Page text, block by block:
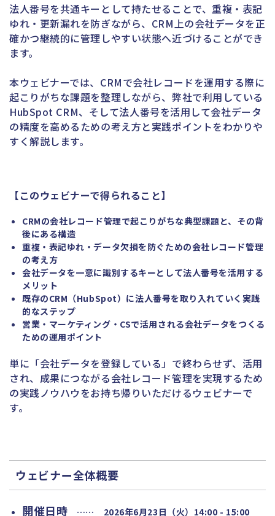
法人番号を共通キーとして持たせることで、重複・表記
ゆれ・更新漏れを防ぎながら、CRM上の会社データを正
確かつ継続的に管理しやすい状態へ近づけることができ
ます。
本ウェビナーでは、CRMで会社レコードを運用する際に
起こりがちな課題を整理しながら、弊社で利用している
HubSpot CRM、そして法人番号を活用して会社データ
の精度を高めるための考え方と実践ポイントをわかりや
すく解説します。
【このウェビナーで得られること】
CRMの会社レコード管理で起こりがちな典型課題と、その背
後にある構造
重複・表記ゆれ・データ欠損を防ぐための会社レコード管理
の考え方
会社データを一意に識別するキーとして法人番号を活用する
メリット
既存のCRM（HubSpot）に法人番号を取り入れていく実践
的なステップ
営業・マーケティング・CSで活用される会社データをつくる
ための運用ポイント
単に「会社データを登録している」で終わらせず、活用
され、成果につながる会社レコード管理を実現するため
の実践ノウハウをお持ち帰りいただけるウェビナーで
す。
ウェビナー全体概要
開催日時 …… 2026年6月23日（火）14:00 - 15:00